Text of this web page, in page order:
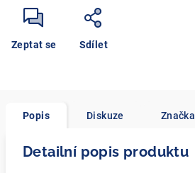
Zeptat se Sdílet
Popis Diskuze Značka
Detailní popis produktu